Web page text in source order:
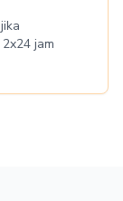
jam